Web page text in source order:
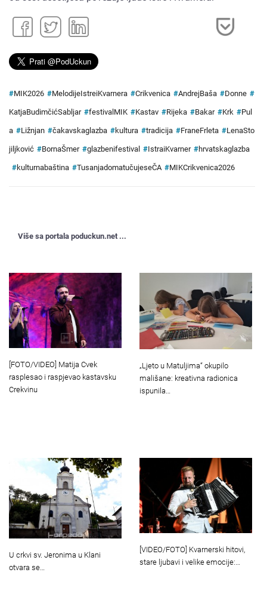
#MIK2026 #MelodijeIstreiKvarnera #Crikvenica #AndrejBaša #Donne #
KatjaBudimčićSabljar #festivalMIK #Kastav #Rijeka #Bakar #Krk #Pul
a #Ližnjan #čakavskaglazba #kultura #tradicija #FraneFrleta #LenaSto
jiljković #BornaŠmer #glazbenifestival #IstraiKvarner #hrvatskaglazba
#kulturnabaština #TusanjadomatučujeseČA #MIKCrikvenica2026
Više sa portala poduckun.net ...
[FOTO/VIDEO] Matija Cvek
rasplesao i raspjevao kastavsku
Crekvinu
„Ljeto u Matuljima“ okupilo
mališane: kreativna radionica
ispunila…
U crkvi sv. Jeronima u Klani
otvara se…
[VIDEO/FOTO] Kvarnerski hitovi,
stare ljubavi i velike emocije:…